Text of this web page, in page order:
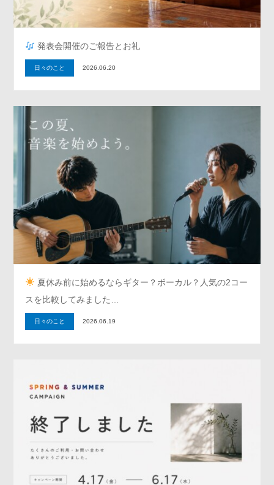
発表会開催のご報告とお礼
日々のこと 2026.06.20
夏休み前に始めるならギター？ボーカル？人気の2コー
スを比較してみました…
日々のこと 2026.06.19